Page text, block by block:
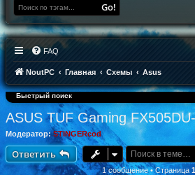
Go!
FAQ
NoutPC Главная Схемы Asus
Быстрый поиск
ASUS TUF Gaming
Модератор: STINGERcod
Ответить
1 сообщение • Страница 1